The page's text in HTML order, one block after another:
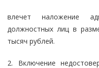
влечет наложение
должностных лиц в
тысяч рублей.
2. Включение